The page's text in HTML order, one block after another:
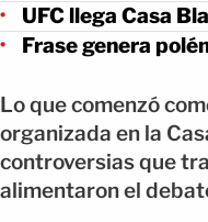
UFC llega Casa
Frase genera
Lo que comenzó
organizada en la
controversias que
alimentaron el